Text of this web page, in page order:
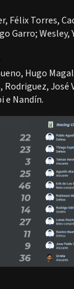
Félix Torres,
Garro; Wesley,
Hugo
Rodriguez, José
e Nandín.